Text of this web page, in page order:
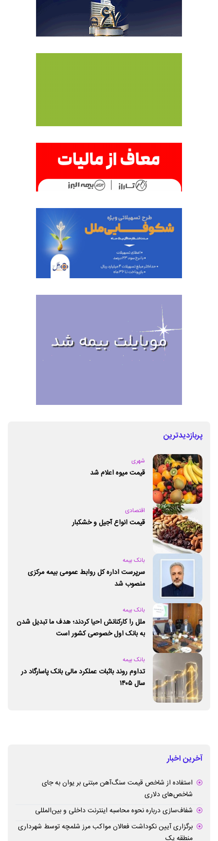
پربازدیدترین
شهری
قیمت میوه اعلام شد
اقتصادی
قیمت انواع آجیل و خشکبار
بانک بیمه
سرپرست اداره کل روابط عمومی بیمه مرکزی
منصوب شد
بانک بیمه
ملل را کارکنانش احیا کردند؛ هدف ما تبدیل شدن
به بانک اول خصوصی کشور است
بانک بیمه
تداوم روند باثبات عملکرد مالی بانک پاسارگاد در
سال ۱۴۰۵
آخرین اخبار
استفاده از شاخص قیمت سنگ‌آهن مبتنی بر یوان به جای
شاخص‌های دلاری
شفاف‌سازی درباره نحوه محاسبه اینترنت داخلی و بین‌المللی
برگزاری آیین نکوداشت فعالان مواکب مرز شلمچه توسط شهرداری
منطقه یک